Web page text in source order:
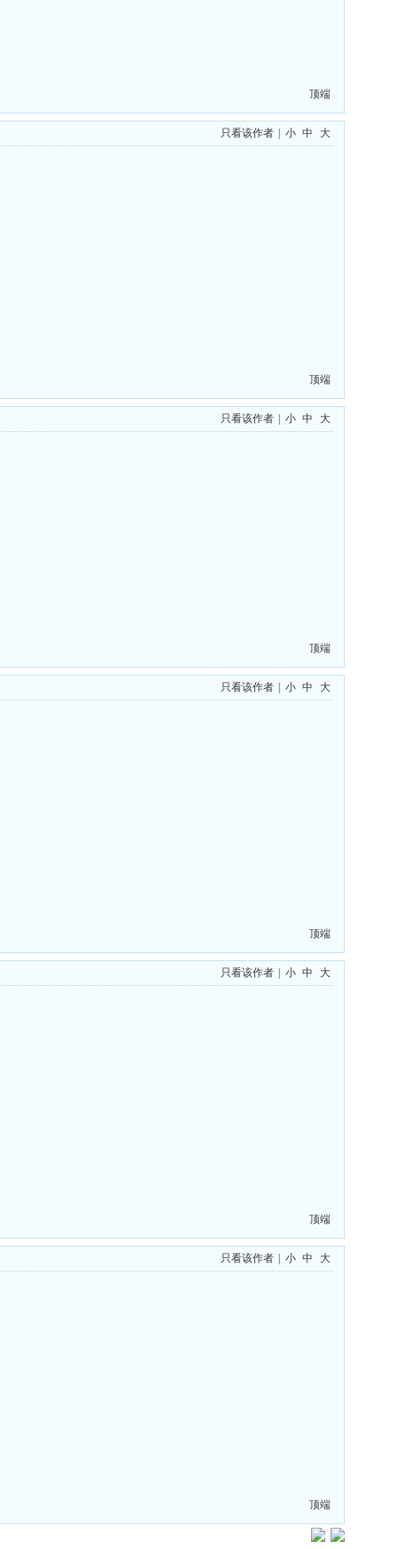
顶端
只看该作者 小 中 大
顶端
只看该作者 小 中 大
顶端
只看该作者 小 中 大
顶端
只看该作者 小 中 大
顶端
只看该作者 小 中 大
顶端